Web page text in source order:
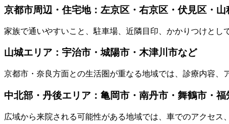
京都市周辺・住宅地：左京区・右京区・伏見区・山
家族で通いやすいこと、駐車場、近隣目印、かかりつけとし
山城エリア：宇治市・城陽市・木津川市など
京都市・奈良方面との生活圏が重なる地域では、診療内容、
中北部・丹後エリア：亀岡市・南丹市・舞鶴市・
広域から来院される可能性がある地域では、車でのアクセス